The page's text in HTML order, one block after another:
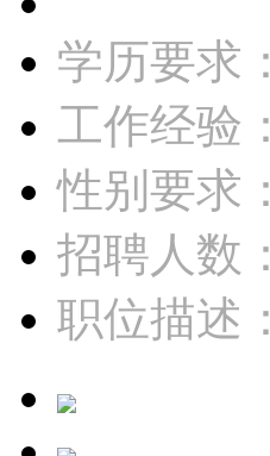
学历要求：
工作经验：
性别要求：
招聘人数：
职位描述：